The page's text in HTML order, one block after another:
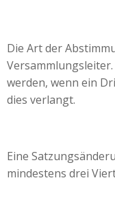
Die Art der
werden, wenn ein
dies verlangt.
Eine
mindestens drei